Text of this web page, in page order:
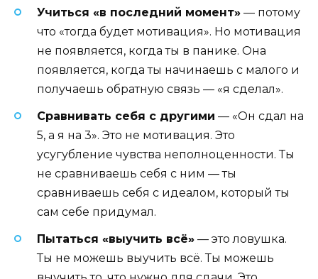
Учиться «в последний момент» — потому
что «тогда будет мотивация». Но мотивация
не появляется, когда ты в панике. Она
появляется, когда ты начинаешь с малого и
получаешь обратную связь — «я сделал».
Сравнивать себя с другими — «Он сдал на
5, а я на 3». Это не мотивация. Это
усугубление чувства неполноценности. Ты
не сравниваешь себя с ним — ты
сравниваешь себя с идеалом, который ты
сам себе придумал.
Пытаться «выучить всё» — это ловушка.
Ты не можешь выучить всё. Ты можешь